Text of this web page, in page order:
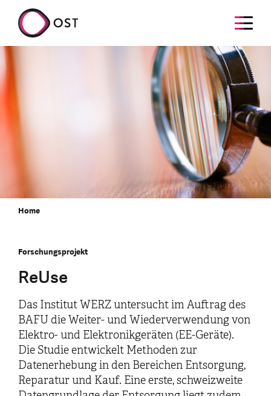
Home
Forschungsprojekt
ReUse
Das Institut WERZ untersucht im Auftrag des
BAFU die Weiter- und Wiederverwendung von
Elektro- und Elektronikgeräten (EE-Geräte).
Die Studie entwickelt Methoden zur
Datenerhebung in den Bereichen Entsorgung,
Reparatur und Kauf. Eine erste, schweizweite